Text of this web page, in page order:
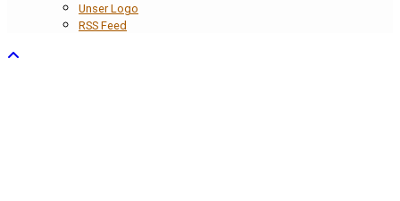
Unser Logo
RSS Feed